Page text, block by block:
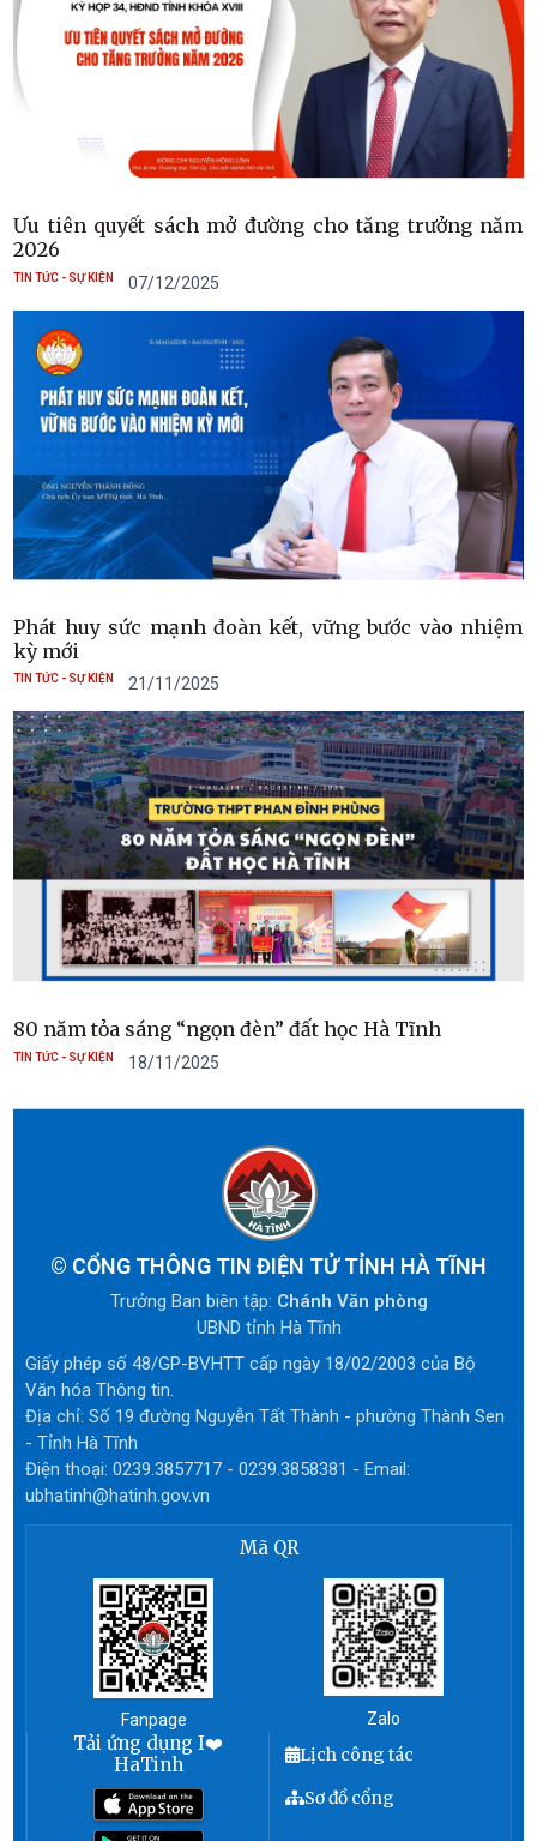
Ưu tiên quyết sách mở đường cho tăng trưởng năm
2026
TIN TỨC - SỰ KIỆN 07/12/2025
Phát huy sức mạnh đoàn kết, vững bước vào nhiệm
kỳ mới
TIN TỨC - SỰ KIỆN 21/11/2025
80 năm tỏa sáng “ngọn đèn” đất học Hà Tĩnh
TIN TỨC - SỰ KIỆN 18/11/2025
© CỔNG THÔNG TIN ĐIỆN TỬ TỈNH HÀ TĨNH
Trưởng Ban biên tập: Chánh Văn phòng
UBND tỉnh Hà Tĩnh
Giấy phép số 48/GP-BVHTT cấp ngày 18/02/2003 của Bộ
Văn hóa Thông tin.
Địa chỉ: Số 19 đường Nguyễn Tất Thành - phường Thành Sen
- Tỉnh Hà Tĩnh
Điện thoại: 0239.3857717 - 0239.3858381 - Email:
ubhatinh@hatinh.gov.vn
Mã QR
Fanpage Zalo
Tải ứng dụng I❤️
HaTinh
Lịch công tác
Sơ đồ cổng